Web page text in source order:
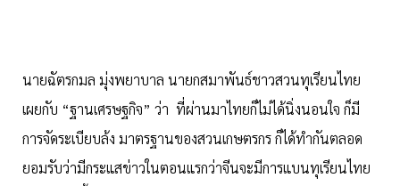
นายฉัตรกมล มุ่งพยาบาล นายกสมาพันธ์ชาวสวนทุเรียนไทย
เผยกับ “ฐานเศรษฐกิจ” ว่า ที่ผ่านมาไทยก็ไม่ได้นิ่งนอนใจ ก็มี
การจัดระเบียบล้ง มาตรฐานของสวนเกษตรกร ก็ได้ทำกันตลอด
ยอมรับว่ามีกระแสข่าวในตอนแรกว่าจีนจะมีการแบนทุเรียนไทย